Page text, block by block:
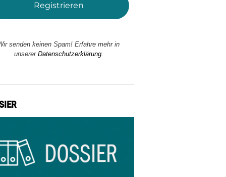
senden keinen Spam! Erfahre mehr in
unserer Datenschutzerklärung.